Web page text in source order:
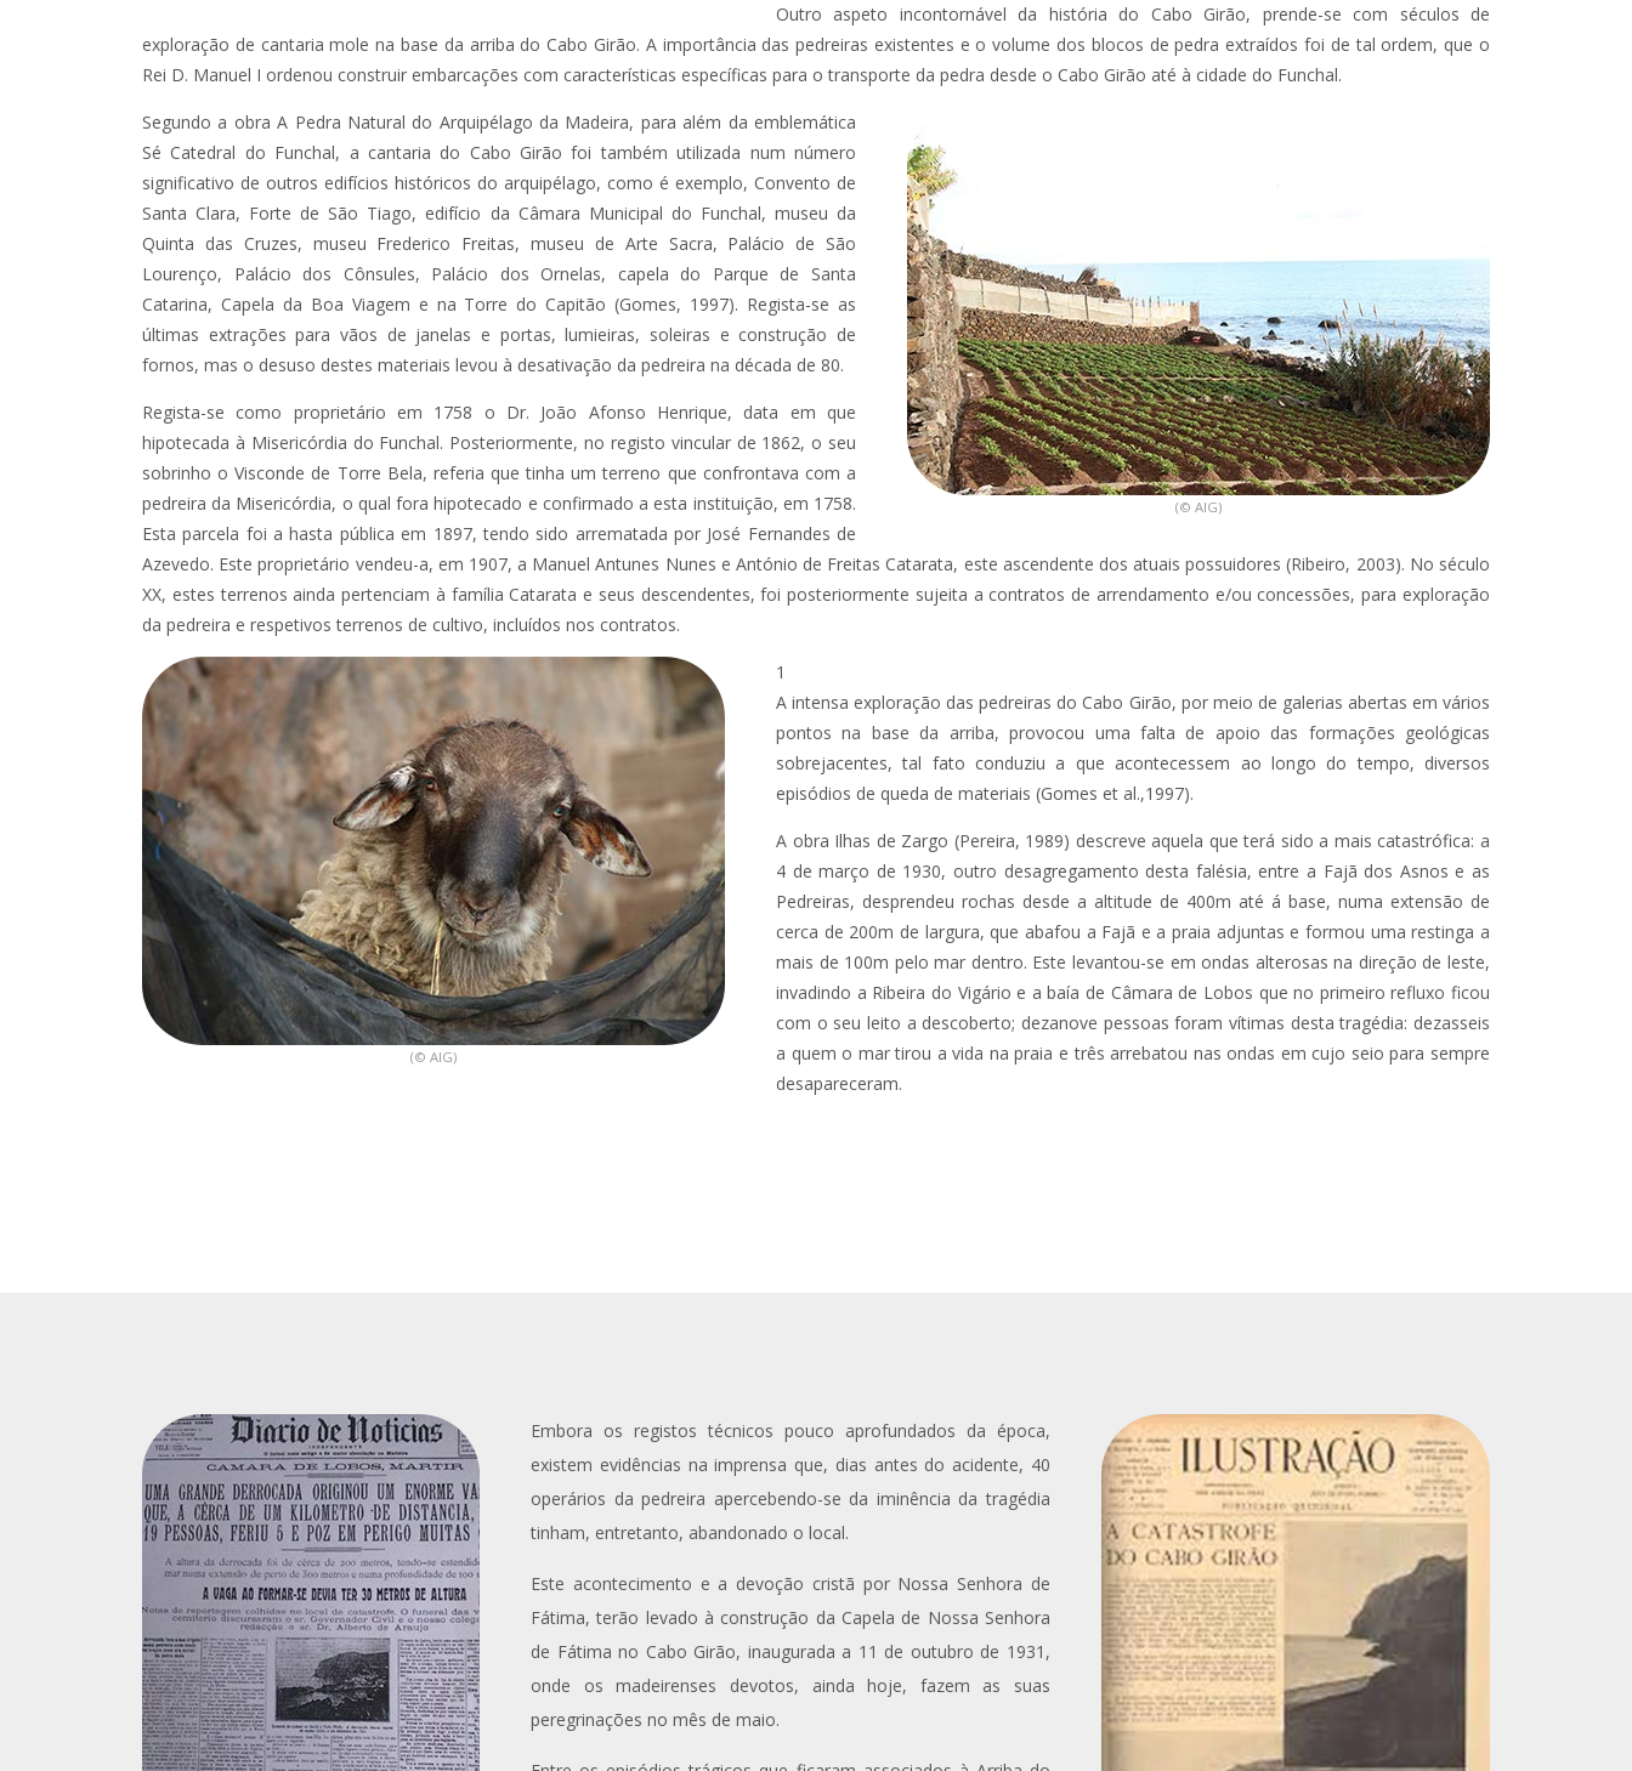
Outro aspeto incontornável da história do Cabo Girão, prende-se com séculos de
exploração de cantaria mole na base da arriba do Cabo Girão. A importância das pedreiras existentes e o volume dos blocos de pedra extraídos foi de tal ordem, que o
Rei D. Manuel I ordenou construir embarcações com características específicas para o transporte da pedra desde o Cabo Girão até à cidade do Funchal.
(© AIG)
Segundo a obra A Pedra Natural do Arquipélago da Madeira, para além da emblemática
Sé Catedral do Funchal, a cantaria do Cabo Girão foi também utilizada num número
significativo de outros edifícios históricos do arquipélago, como é exemplo, Convento de
Santa Clara, Forte de São Tiago, edifício da Câmara Municipal do Funchal, museu da
Quinta das Cruzes, museu Frederico Freitas, museu de Arte Sacra, Palácio de São
Lourenço, Palácio dos Cônsules, Palácio dos Ornelas, capela do Parque de Santa
Catarina, Capela da Boa Viagem e na Torre do Capitão (Gomes, 1997). Regista-se as
últimas extrações para vãos de janelas e portas, lumieiras, soleiras e construção de
fornos, mas o desuso destes materiais levou à desativação da pedreira na década de 80.
Regista-se como proprietário em 1758 o Dr. João Afonso Henrique, data em que
hipotecada à Misericórdia do Funchal. Posteriormente, no registo vincular de 1862, o seu
sobrinho o Visconde de Torre Bela, referia que tinha um terreno que confrontava com a
pedreira da Misericórdia, o qual fora hipotecado e confirmado a esta instituição, em 1758.
Esta parcela foi a hasta pública em 1897, tendo sido arrematada por José Fernandes de
Azevedo. Este proprietário vendeu-a, em 1907, a Manuel Antunes Nunes e António de Freitas Catarata, este ascendente dos atuais possuidores (Ribeiro, 2003). No século
XX, estes terrenos ainda pertenciam à família Catarata e seus descendentes, foi posteriormente sujeita a contratos de arrendamento e/ou concessões, para exploração
da pedreira e respetivos terrenos de cultivo, incluídos nos contratos.
1
(© AIG)
A intensa exploração das pedreiras do Cabo Girão, por meio de galerias abertas em vários
pontos na base da arriba, provocou uma falta de apoio das formações geológicas
sobrejacentes, tal fato conduziu a que acontecessem ao longo do tempo, diversos
episódios de queda de materiais (Gomes et al.,1997).
A obra Ilhas de Zargo (Pereira, 1989) descreve aquela que terá sido a mais catastrófica: a
4 de março de 1930, outro desagregamento desta falésia, entre a Fajã dos Asnos e as
Pedreiras, desprendeu rochas desde a altitude de 400m até á base, numa extensão de
cerca de 200m de largura, que abafou a Fajã e a praia adjuntas e formou uma restinga a
mais de 100m pelo mar dentro. Este levantou-se em ondas alterosas na direção de leste,
invadindo a Ribeira do Vigário e a baía de Câmara de Lobos que no primeiro refluxo ficou
com o seu leito a descoberto; dezanove pessoas foram vítimas desta tragédia: dezasseis
a quem o mar tirou a vida na praia e três arrebatou nas ondas em cujo seio para sempre
desapareceram.
Embora os registos técnicos pouco aprofundados da época,
existem evidências na imprensa que, dias antes do acidente, 40
operários da pedreira apercebendo-se da iminência da tragédia
tinham, entretanto, abandonado o local.
Este acontecimento e a devoção cristã por Nossa Senhora de
Fátima, terão levado à construção da Capela de Nossa Senhora
de Fátima no Cabo Girão, inaugurada a 11 de outubro de 1931,
onde os madeirenses devotos, ainda hoje, fazem as suas
peregrinações no mês de maio.